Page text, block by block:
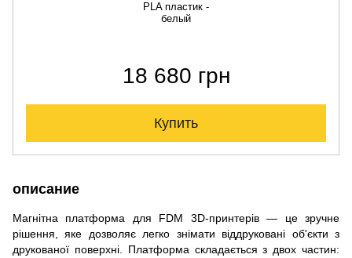
PLA пластик -
белый
18 680 грн
Купить
описание
Магнітна платформа для FDM 3D-принтерів — це зручне
рішення, яке дозволяє легко знімати віддруковані об'єкти з
друкованої поверхні. Платформа складається з двох частин: